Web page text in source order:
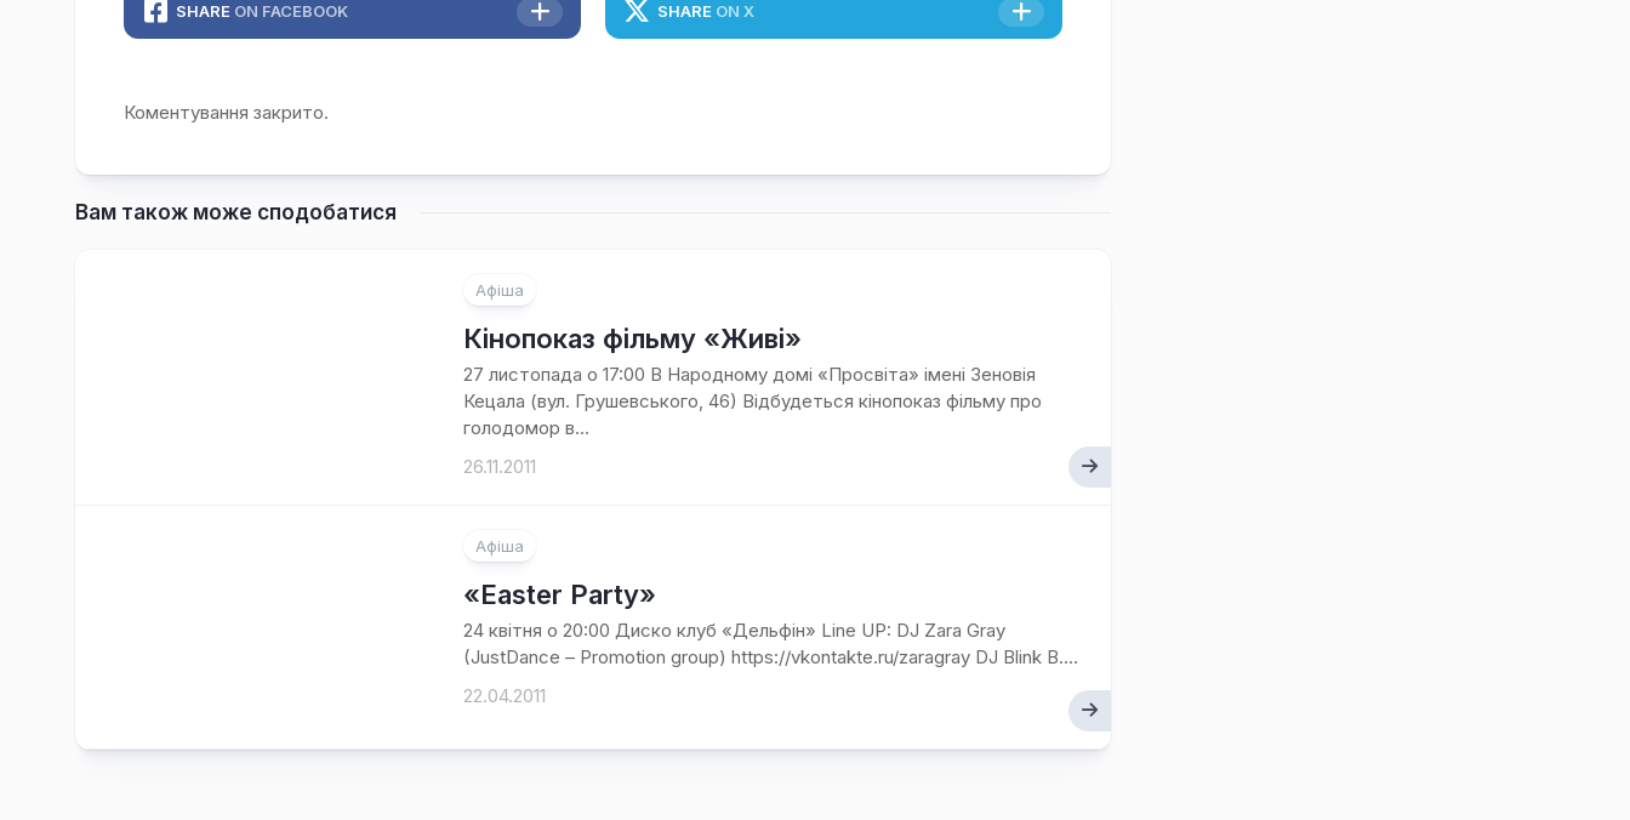
SHARE ON FACEBOOK SHARE ON X
Коментування закрито.
Вам також може сподобатися
Афіша
Кінопоказ фільму «Живі»
27 листопада о 17:00 В Народному домі «Просвіта» імені Зеновія
Кецала (вул. Грушевського, 46) Відбудеться кінопоказ фільму про
голодомор в...
26.11.2011
Афіша
«Easter Party»
24 квітня о 20:00 Диско клуб «Дельфін» Line UP: DJ Zara Grаy
(JustDance – Promotion group) https://vkontakte.ru/zaragray DJ Blink B....
22.04.2011